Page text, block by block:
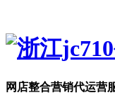
网店整合营销代运营